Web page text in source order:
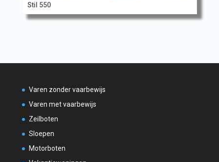
Stil 550
Varen zonder vaarbewijs
Varen met vaarbewijs
Zeilboten
Sloepen
Motorboten